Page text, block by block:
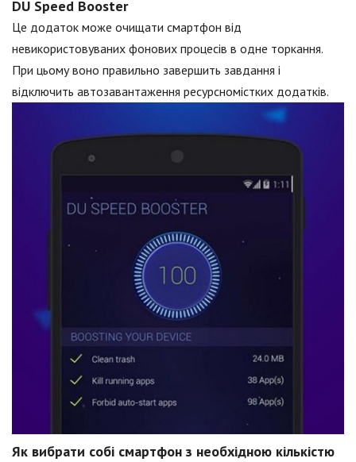
DU Speed Booster
Це додаток може очищати смартфон від
невикористовуваних фонових процесів в одне торкання.
При цьому воно правильно завершить завдання і
відключить автозавантаження ресурсномістких додатків.
Як вибрати собі смартфон з необхідною кількістю